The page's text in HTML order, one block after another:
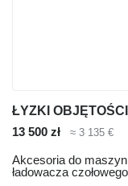
ŁYZKI
13 500 zł
≈ 3 135 €
Akcesoria do
ładowacza czołowego